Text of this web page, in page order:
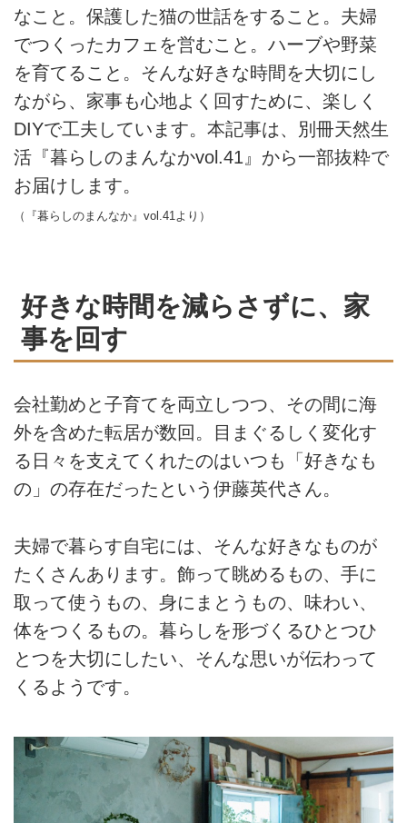
なこと。保護した猫の世話をすること。夫婦
でつくったカフェを営むこと。ハーブや野菜
を育てること。そんな好きな時間を大切にし
ながら、家事も心地よく回すために、楽しく
DIYで工夫しています。本記事は、別冊天然生
活『暮らしのまんなかvol.41 』から一部抜粋で
お届けします。
（『暮らしのまんなか』 vol.41より）
好きな時間を減らさずに、家
事を回す
会社勤めと子育てを両立しつつ、その間に海
外を含めた転居が数回。目まぐるしく変化す
る日々を支えてくれたのはいつも「好きなも
の」の存在だったという伊藤英代さん。
夫婦で暮らす自宅には、そんな好きなものが
たくさんあります。飾って眺めるもの、手に
取って使うもの、身にまとうもの、味わい、
体をつくるもの。暮らしを形づくるひとつひ
とつを大切にしたい、そんな思いが伝わって
くるようです。